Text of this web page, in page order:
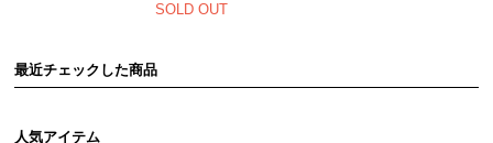
SOLD OUT
最近チェックした商品
人気アイテム